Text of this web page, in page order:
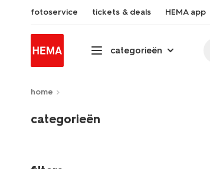
fotoservice tickets & deals HEMA app
categorieën
home
categorieën